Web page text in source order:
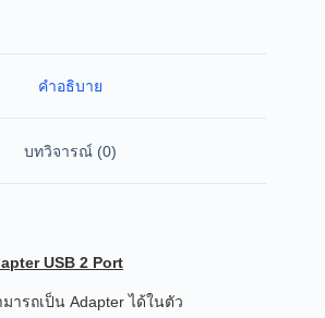
คำอธิบาย
บทวิจารณ์ (0)
USB 2 Port
ารถเป็น Adapter ได้ในตัว